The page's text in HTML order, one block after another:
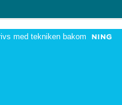
med tekniken bakom